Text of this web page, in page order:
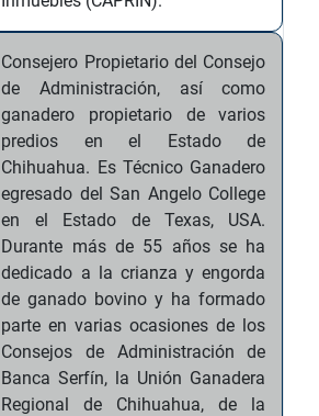
Consejero Propietario del Consejo
de Administración, así como
ganadero propietario de varios
predios en el Estado de
Chihuahua. Es Técnico Ganadero
egresado del San Angelo College
en el Estado de Texas, USA.
Durante más de 55 años se ha
dedicado a la crianza y engorda
de ganado bovino y ha formado
parte en varias ocasiones de los
Consejos de Administración de
Banca Serfín, la Unión Ganadera
Regional de Chihuahua, de la